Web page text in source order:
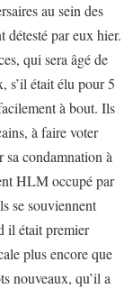
au sein des
par eux hier.
qui sera âgé de
s’il était élu pour 5
à bout. Ils
à faire voter
condamnation à
HLM occupé par
se souviennent
il était premier
plus encore que
nouveaux, qu’il a